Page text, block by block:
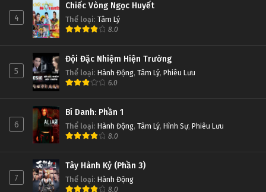
4
Chiếc Vòng Ngọc Huyết
Thể loại: Tâm Lý
8.0
5
Đội Đặc Nhiệm Hiện Trường
Thể loại: Hành Động, Tâm Lý, Phiêu Lưu
6.0
6
Bí Danh: Phần 1
Thể loại: Hành Động, Tâm Lý, Hình Sự, Phiêu Lưu
8.0
7
Tây Hành Kỷ (Phần 3)
Thể loại: Hành Động
8.0